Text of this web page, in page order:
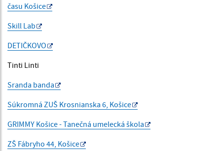
času Košice
Skill Lab
DETIČKOVO
Tinti Linti
Sranda banda
Súkromná ZUŠ Krosnianska 6, Košice
GRIMMY Košice - Tanečná umelecká škola
ZŠ Fábryho 44, Košice